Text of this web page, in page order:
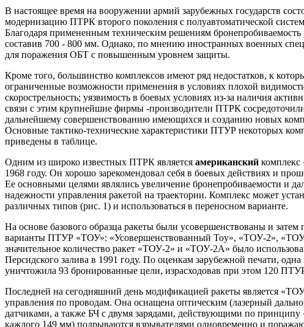
В настоящее время на вооружении армий зарубежных государств
модернизацию ПТРК второго поколения с полуавтоматической
Благодаря примененным техническим решениям бронепробиваемость
составив 700 - 800 мм. Однако, по мнению иностранных военных
для поражения ОБТ с повышенным уровнем защиты.
Кроме того, большинство комплексов имеют ряд недостатков, к
ограниченные возможности применения в условиях плохой
скорострельность; уязвимость в боевых условиях из-за наличия
связи с этим крупнейшие фирмы -производители ПТРК
дальнейшему совершенствованию имеющихся и созданию новых
Основные тактико-технические характеристики ПТУР некоторых
приведены в таблице.
Одним из широко известных ПТРК является американский
1968 году. Он хорошо зарекомендовал себя в боевых действиях и
Ее основными целями являлись увеличение бронепробиваемости и
надежности управления ракетой на траектории. Комплекс может
различных типов (рис. 1) и использоваться в переносном варианте.
На основе базового образца ракеты были усовершенствованы и
варианты ПТУР «ТОУ»: «Усовершенствованный Toy», «ТОУ-2»,
значительное количество ракет «ТОУ-2» и «ТОУ-2А» было
Персидского залива в 1991 году. По оценкам зарубежной печати,
уничтожила 93 бронированные цели, израсходовав при этом 120
Последней на сегодняшний день модификацией ракеты является
управления по проводам. Она оснащена оптическим (лазерный
датчиками, а также БЧ с двумя зарядами, действующими по принципу
каждого 149 мм) подрываются взрывателями одновременно и